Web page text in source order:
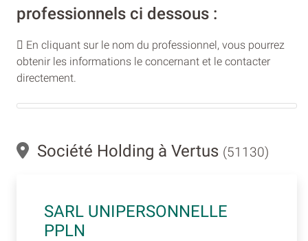
professionnels ci dessous :
En cliquant sur le nom du professionnel, vous pourrez
obtenir les informations le concernant et le contacter
directement.
Société Holding à Vertus (51130)
SARL UNIPERSONNELLE
PPLN